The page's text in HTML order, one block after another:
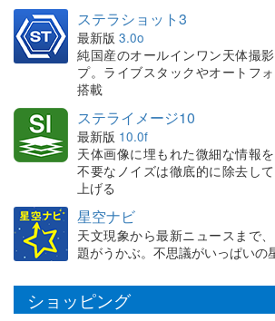
ステラショット3
最新版 3.0o
純国産のオールインワン天体撮
プ。ライブスタックやオートフ
搭載
ステライメージ10
最新版 10.0f
天体画像に埋もれた微細な情報を
不要なノイズは徹底的に除去し
上げる
星空ナビ
天文現象から最新ニュースまで
題がうかぶ。不思議がいっぱいの
ショッピング